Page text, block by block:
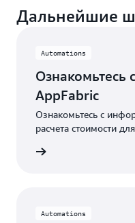
Дальнейшие
Automations
Ознакомьтесь
AppFabric
Ознакомьтесь с
расчета стоимости
Automations